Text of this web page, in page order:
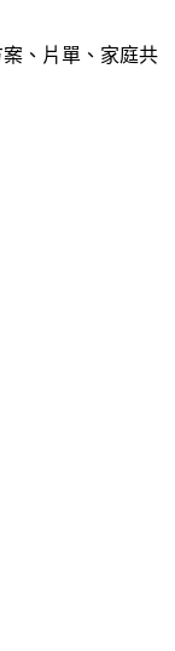
、片單、家庭共